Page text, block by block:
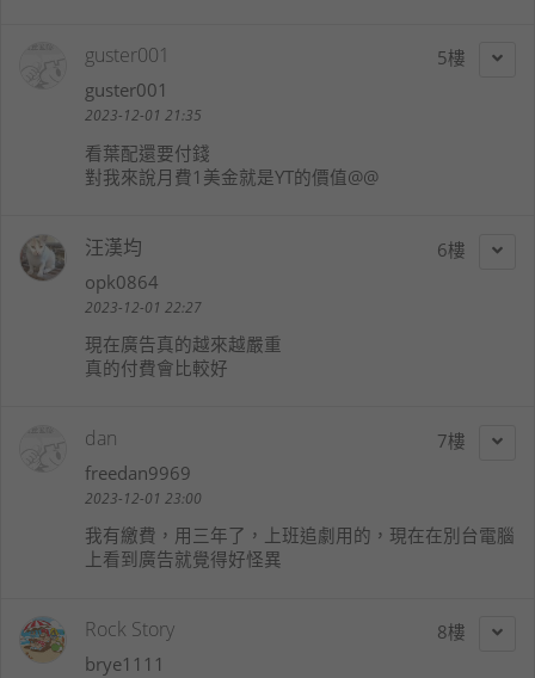
5
guster001
guster001
2023-12-01 21:35
看葉配還要付錢
對我來說月費1美金就是YT的價值@@
6
汪漢均
opk0864
2023-12-01 22:27
現在廣告真的越來越嚴重
真的付費會比較好
7
dan
freedan9969
2023-12-01 23:00
我有繳費，用三年了，上班追劇用的，現在在別台電腦
上看到廣告就覺得好怪異
8
Rock Story
brye1111